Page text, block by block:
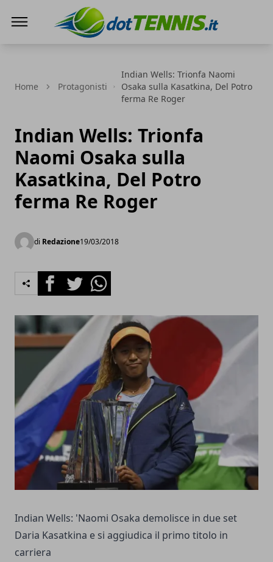
Home Protagonisti
Indian Wells: Trionfa Naomi
Osaka sulla Kasatkina, Del Potro
ferma Re Roger
Indian Wells: Trionfa
Naomi Osaka sulla
Kasatkina, Del Potro
ferma Re Roger
di Redazione19/03/2018
FacebookTwitterWhatsapp
Indian Wells: 'Naomi Osaka demolisce in due set
Daria Kasatkina e si aggiudica il primo titolo in
carriera